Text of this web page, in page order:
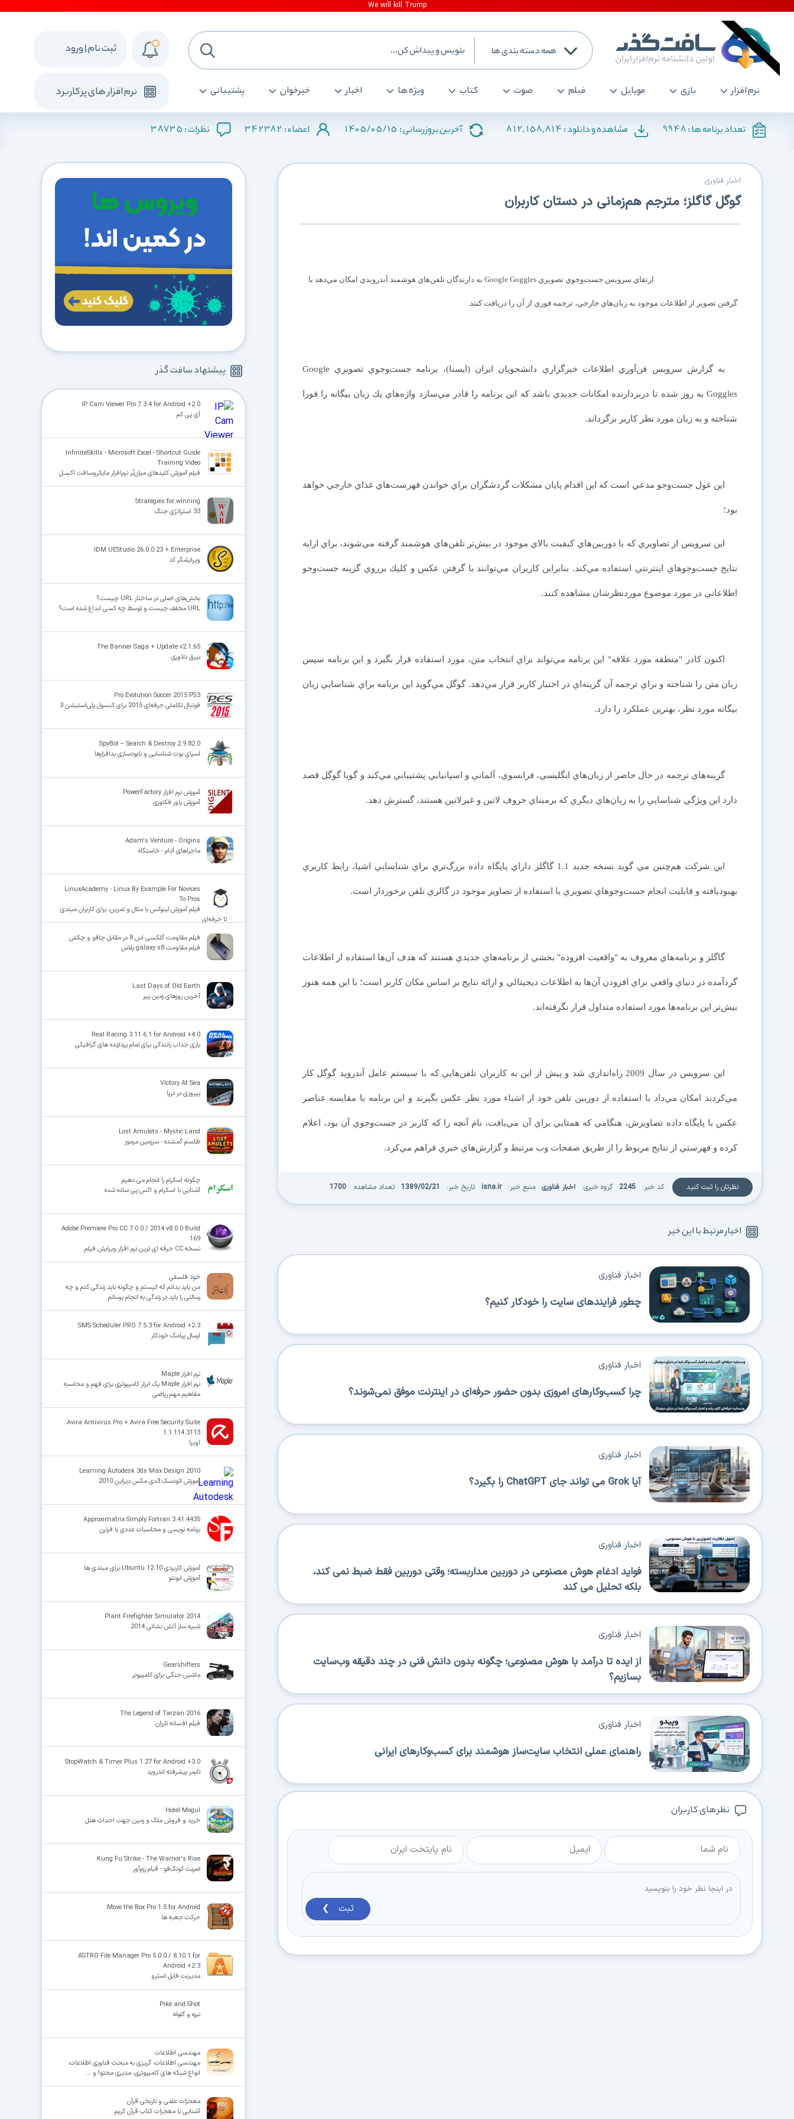
همه دسته بندی ها
نرم افزار بازی موبایل فیلم صوت کتاب ویژه ها اخبار خبرخوان پشتیبانی نرم افزار های پرکاربرد
ثبت نام | ورود
تعداد برنامه ها :9948 مشاهده و دانلود : 812,158,814 آخرین بروزرسانی : 1405/05/15 اعضاء : 342382 نظرات : 38735
اخبار فناوری
گوگل گاگلز؛ مترجم هم‌زمانی در دستان کاربران
ارتقاي سرويس جست‌وجوي تصويري Google Goggles به دارندگان تلفن‌هاي هوشمند آندرويدي امكان مي‌دهد با
گرفتن تصوير از اطلاعات موجود به زبان‌هاي خارجي، ترجمه فوري از آن را دريافت كنند.
به گزارش سرويس فن‌آوري اطلاعات خبرگزاري دانشجويان ايران (ايسنا)، برنامه جست‌وجوي تصويري Google
Goggles به روز شده تا دربردارنده امكانات جديدي باشد كه اين برنامه را قادر مي‌سازد واژه‌هاي يك زبان بيگانه را فورا
شناخته و به زبان مورد نظر كاربر برگرداند.
اين غول جست‌وجو مدعي است كه اين اقدام پايان مشكلات گردشگران براي خواندن فهرست‌هاي غذاي خارجي خواهد
بود؛
اين سرويس از تصاويري كه با دوربين‌هاي كيفيت بالاي موجود در بيش‌تر تلفن‌هاي هوشمند گرفته مي‌شوند، براي ارايه
نتايج جست‌وجوهاي اينترنتي استفاده مي‌كند. بنابراين كاربران مي‌توانند با گرفتن عكس و كليك برروي گزينه جست‌وجو
اطلاعاتي در مورد موضوع موردنظرشان مشاهده كنند.
اكنون كادر "منطقه مورد علاقه" اين برنامه مي‌تواند براي انتخاب متن، مورد استفاده قرار بگيرد و اين برنامه سپس
زبان متن را شناخته و براي ترجمه آن گزينه‌اي در اختيار كاربر قرار مي‌دهد. گوگل مي‌گويد اين برنامه براي شناسايي زبان
بيگانه مورد نظر، بهترين عملكرد را دارد.
گزينه‌هاي ترجمه در حال حاضر از زبان‌هاي انگليسي، فرانسوي، آلماني و اسپانيايي پشتيباني مي‌كند و گويا گوگل قصد
دارد اين ويژگي شناسايي را به زبان‌هاي ديگري كه برمبناي حروف لاتين و غيرلاتين هستند، گسترش دهد.
اين شركت هم‌چنين مي گويد نسخه جديد 1.1 گاگلز داراي پايگاه داده بزرگ‌تري براي شناسايي اشيا، رابط كاربري
بهبوديافته و قابليت انجام جست‌وجوهاي تصويري با استفاده از تصاوير موجود در گالري تلفن برخوردار است.
گاگلز و برنامه‌هاي معروف به "واقعيت افزوده" بخشي از برنامه‌هاي جديدي هستند كه هدف آن‌ها استفاده از اطلاعات
گردآمده در دنياي واقعي براي افزودن آن‌ها به اطلاعات ديجيتالي و ارائه نتايج بر اساس مكان كاربر است؛ با اين همه هنوز
بيش‌تر اين برنامه‌ها مورد استفاده متداول قرار نگرفته‌اند.
اين سرويس در سال 2009 راه‌اندازي شد و پيش از اين به كاربران تلفن‌هايي كه با سيستم عامل آندرويد گوگل كار
مي‌كردند امكان مي‌داد با استفاده از دوربين تلفن خود از اشياء مورد نظر عكس بگيرند و اين برنامه با مقايسه عناصر
عكس با پايگاه داده تصاويرش، هنگامي كه همتايي براي آن مي‌يافت، نام آنچه را كه كاربر در جست‌وجوي آن بود، اعلام
كرده و فهرستي از نتايج مربوط را از طريق صفحات وب مرتبط و گزارش‌هاي خبري فراهم مي‌كرد.
نظرتان را ثبت کنید کد خبر: 2245 گروه خبری: اخبار فناوری منبع خبر: isna.ir تاریخ خبر: 1389/02/21 تعداد مشاهده: 1700
اخبار مرتبط با این خبر
چطور فرایندهای سایت را خودکار کنیم؟
اخبار فناوری
چرا کسب‌وکارهای امروزی بدون حضور حرفه‌ای در اینترنت موفق نمی‌شوند؟
اخبار فناوری
آیا Grok می تواند جای ChatGPT را بگیرد؟
اخبار فناوری
فواید ادغام هوش مصنوعی در دوربین مداربسته؛ وقتی دوربین فقط ضبط نمی کند،
بلکه تحلیل می کند
اخبار فناوری
از ایده تا درآمد با هوش مصنوعی؛ چگونه بدون دانش فنی در چند دقیقه وب‌سایت
بسازیم؟
اخبار فناوری
راهنمای عملی انتخاب سایت‌ساز هوشمند برای کسب‌وکارهای ایرانی
اخبار فناوری
نظر های کاربران
ثبت ❯
پیشنهاد سافت گذر
IP Cam Viewer Pro 7.3.4 for Android +2.0
آی پی کم
InfiniteSkills - Microsoft Excel - Shortcut Guide
Training Video
فیلم آموزش کلیدهای میان‌بُر نرم‌افزار مایکروسافت اکسِـل
Strategies for winning
33 استراتژی جنگ
IDM UEStudio 26.0.0.23 + Enterprise
ویرایشگر کد
بخش‌های اصلی در ساختار URL چیست؟
URL مخفف چیست و توسط چه کسی ابداع شده است؟
The Banner Saga + Update v2.1.65
بیرق دلاوری
Pro Evolution Soccer 2015 PS3
فوتبال تکاملی حرفه‌ای 2015 برای کنسول پلی‌استیشن 3
SpyBot – Search & Destroy 2.9.82.0
اسپای بوت شناسایی و نابودسازی بدافزارها
آموزش نرم افزار PowerFactory
آموزش پاور فکتوری
Adam's Venture - Origins
ماجراهای آدام - خاستگاه
LinuxAcademy - Linux By Example For Novices
To Pros
فیلم آموزش لینوکس با مثال و تمرین، برای کاربران مبتدی
تا حرفه‌ای‌
فیلم مقاومت گلکسی اس 8 در مقابل چاقو و چکش
فیلم مقاومت galaxy s8 پلاس
Last Days of Old Earth
آخرین روزهای زمین پیر
Real Racing 3 11.6.1 for Android +4.0
بازی جذاب رانندگی برای تمام پردازنده های گرافیکی
Victory At Sea
پیروزی در دریا
Lost Amulets - Mystic Land
طلسم گمشده - سرزمین مرموز
چگونه اسکرام را انجام می دهیم
آشنایی با اسکرام و اکس پی ساده شده
Adobe Premiere Pro CC 7.0.0 / 2014 v8.0.0 Build
169
نسخه CC حرفه ای ترین نرم افزار ویرایش فیلم
خود فلسفی
من باید بدانم که کیستم و چگونه باید زندگی کنم و چه
رسالتی را باید در زندگی به انجام برسانم
SMS Scheduler PRO 7.5.3 for Android +2.3
ارسال پیامک خودکار
نرم افزار Maple
نرم افزار Maple یک ابزار کامپیوتری برای فهم و محاسبه
مفاهیم مهم ریاضی
Avira Antivirus Pro + Avira Free Security Suite
1.1.114.3113
اویرا
Learning Autodesk 3ds Max Design 2010
آموزش اتودسک 3دی مکس دیزاین 2010
Approximatrix Simply Fortran 3.41.4435
برنامه نویسی و محاسبات عددی با فرترن
آموزش کاربردی Ubuntu 12.10 برای مبتدی ها
آموزش ابونتو
Plant Firefighter Simulator 2014
شبیه ساز آتش نشانی 2014
Gearshifters
ماشین جنگی برای کامپیوتر
The Legend of Tarzan 2016
فیلم افسانه تارزان
StopWatch & Timer Plus 1.27 for Android +3.0
تایمر پیشرفته اندروید
Hotel Mogul
خرید و فروش ملک و زمین جهت احداث هتل
Kung Fu Strike - The Warrior's Rise
ضربت کونگ‌فو - قیام رزم‌آور
Move the Box Pro 1.5 for Android
حرکت جعبه ها
ASTRO File Manager Pro 5.0.0 / 8.10.1 for
Android +2.3
مدیریت فایل استرو
Pike and Shot
نیزه و گلوله
مهندسی اطلاعات
مهندسی اطلاعات، گریزی به مبحث فناوری اطلاعات،
انواع شبکه های کامپیوتری، مدیری محتوا و ...
معجزات علمی و تاریخی قرآن
آشنایی با معجزات کتاب قرآن کریم